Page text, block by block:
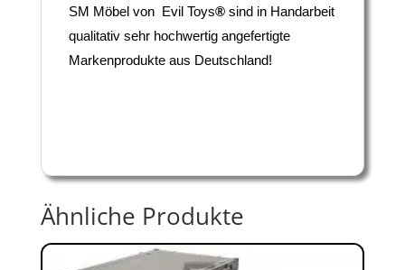
SM Möbel von Evil Toys® sind in Handarbeit
qualitativ sehr hochwertig angefertigte
Markenprodukte aus Deutschland!
Ähnliche Produkte